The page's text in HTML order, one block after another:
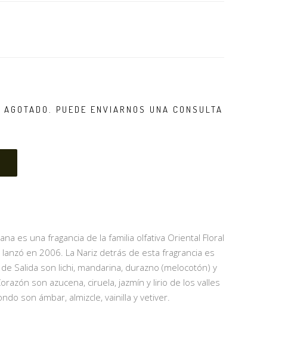
PUEDE ENVIARNOS UNA CONSULTA
es una fragancia de la familia olfativa Oriental Floral
en 2006. La Nariz detrás de esta fragrancia es
Salida son lichi, mandarina, durazno (melocotón) y
son azucena, ciruela, jazmín y lirio de los valles
son ámbar, almizcle, vainilla y vetiver.